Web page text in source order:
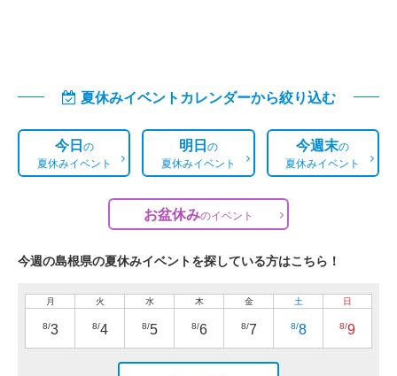
夏休みイベントカレンダーから絞り込む
今日の
夏休みイベント
明日の
夏休みイベント
今週末の
夏休みイベント
お盆休みのイベント
今週の島根県の夏休みイベントを探している方はこちら！
月
8/3
火
8/4
水
8/5
木
8/6
金
8/7
土
8/8
日
8/9